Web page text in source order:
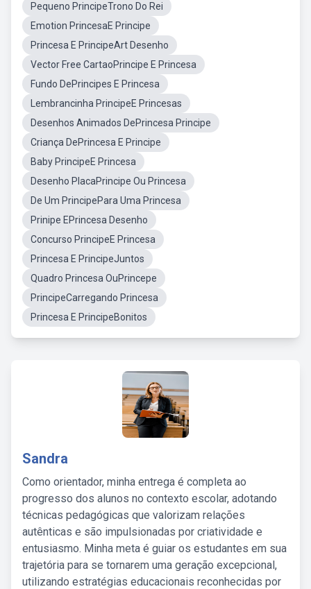
Pequeno PrincipeTrono Do Rei
Emotion PrincesaE Principe
Princesa E PrincipeArt Desenho
Vector Free CartaoPrincipe E Princesa
Fundo DePrincipes E Princesa
Lembrancinha PrincipeE Princesas
Desenhos Animados DePrincesa Principe
Criança DePrincesa E Principe
Baby PrincipeE Princesa
Desenho PlacaPrincipe Ou Princesa
De Um PrincipePara Uma Princesa
Prinipe EPrincesa Desenho
Concurso PrincipeE Princesa
Princesa E PrincipeJuntos
Quadro Princesa OuPrincepe
PrincipeCarregando Princesa
Princesa E PrincipeBonitos
Sandra
Como orientador, minha entrega é completa ao
progresso dos alunos no contexto escolar, adotando
técnicas pedagógicas que valorizam relações
autênticas e são impulsionadas por criatividade e
entusiasmo. Minha meta é guiar os estudantes em sua
trajetória para se tornarem uma geração excepcional,
utilizando estratégias educacionais reconhecidas por